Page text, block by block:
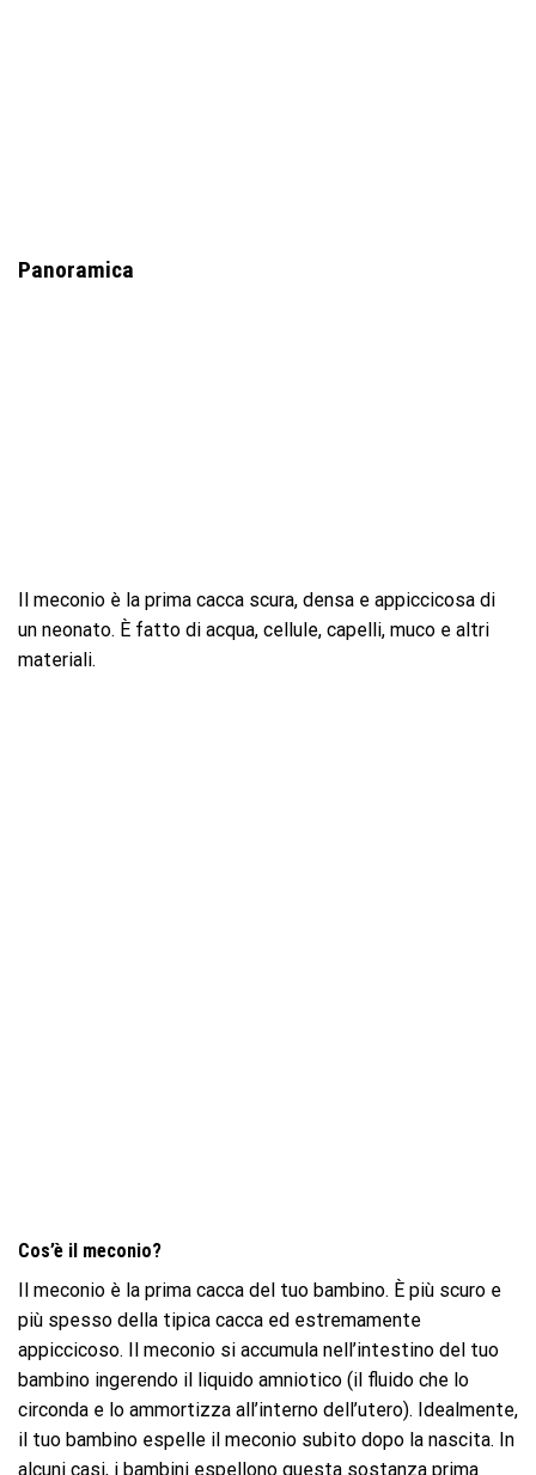
Panoramica
Il meconio è la prima cacca scura, densa e appiccicosa di
un neonato. È fatto di acqua, cellule, capelli, muco e altri
materiali.
Cos’è il meconio?
Il meconio è la prima cacca del tuo bambino. È più scuro e
più spesso della tipica cacca ed estremamente
appiccicoso. Il meconio si accumula nell’intestino del tuo
bambino ingerendo il liquido amniotico (il fluido che lo
circonda e lo ammortizza all’interno dell’utero). Idealmente,
il tuo bambino espelle il meconio subito dopo la nascita. In
alcuni casi, i bambini espellono questa sostanza prima